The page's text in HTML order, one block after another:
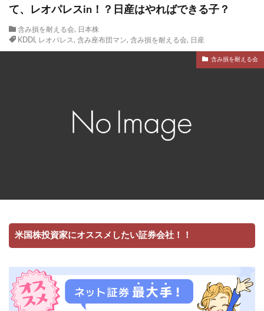
て、レオパレスin！？日産はやればできる子？
含み損を耐える会, 日本株
KDDI , レオパレス , 含み座布団マン, 含み損を耐える会, 日産
含み損を耐える会
米国株投資家にオススメしたい証券会社！！